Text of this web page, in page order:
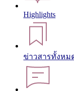
Highlights
ข่าวสารทั้งหม